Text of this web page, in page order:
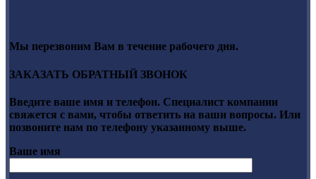
Мы перезвоним Вам в течение рабочего дня.
ЗАКАЗАТЬ ОБРАТНЫЙ ЗВОНОК
Введите ваше имя и телефон. Специалист компании
свяжется с вами, чтобы ответить на ваши вопросы. Или
позвоните нам по телефону указанному выше.
Ваше имя